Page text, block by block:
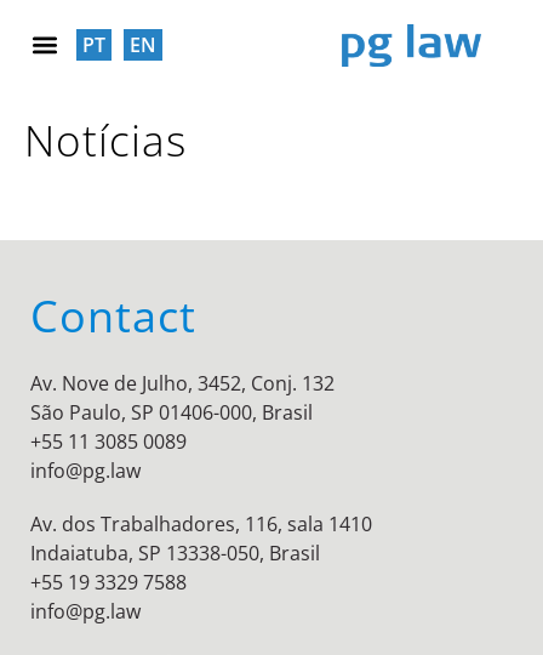
PT EN
Notícias
Contact
Av. Nove de Julho, 3452, Conj. 132
São Paulo, SP 01406-000, Brasil
+55 11 3085 0089
info@pg.law
Av. dos Trabalhadores, 116, sala 1410
Indaiatuba, SP 13338-050, Brasil
+55 19 3329 7588
info@pg.law